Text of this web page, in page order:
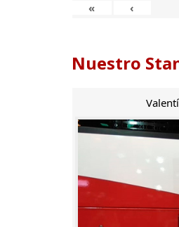
« ‹
Nuestro